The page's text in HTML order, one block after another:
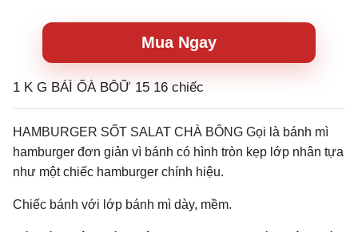
Mua Ngay
1 K G BÁÌ ỐÀ BÔỮ 15 16 chiếc
HAMBURGER SỐT SALAT CHÀ BÔNG Gọi là bánh mì
hamburger đơn giản vì bánh có hình tròn kẹp lớp nhân tựa
như một chiếc hamburger chính hiệu.
Chiếc bánh với lớp bánh mì dày, mềm.